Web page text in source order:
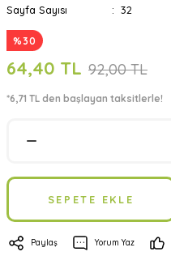
Sayfa Sayısı
32
%30
64,40 TL 92,00 TL
*6,71 TL den başlayan taksitlerle!
SEPETE EKLE
Paylaş Yorum Yaz